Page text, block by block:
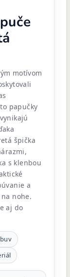
motívom
papučky
špička
s klenbou
a
nohe.
aj do